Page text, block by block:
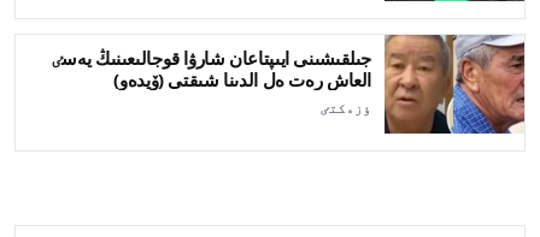
جىلقىشىنى ايىپتاعان شارۋا قوجالىعىنىڭ يەسٸ
العاش رەت ەل الدىنا شىقتى (ۆيدەو)
ٶزەكتٸ